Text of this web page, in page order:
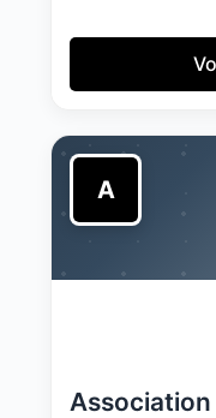
A
Association